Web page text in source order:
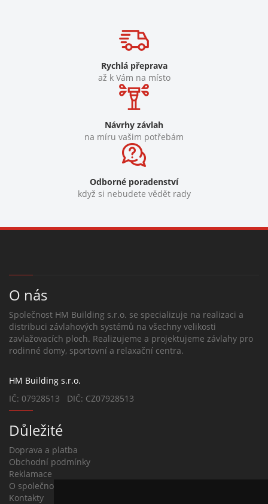
Rychlá přeprava
až k Vám na místo
Návrhy závlah
na míru vašim potřebám
Odborné poradenství
když si nebudete vědět rady
O nás
Společnost HM Building s.r.o. se specializuje na realizaci a
distribuci závlahových systémů na všechny velikosti
zavlažovacích ploch. Realizujeme a projektujeme závlahy pro
rodinné domy, sportovní a relaxační centra.
HM Building s.r.o.
IČ: 07928513 DIČ: CZ07928513
Důležité
Doprava a platba
Obchodní podmínky
Reklamace
O společnosti
Kontakty